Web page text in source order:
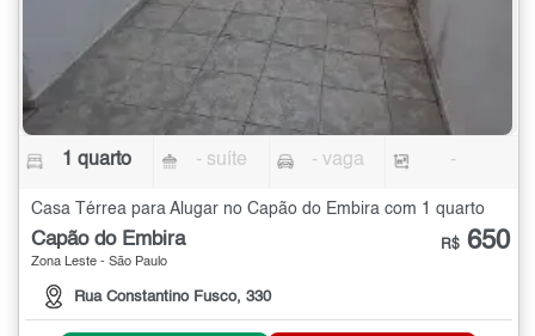
1 quarto - suíte - vaga -
Casa Térrea para Alugar no Capão do Émbira com 1 quarto
Capão do Émbira
Zona Leste - São Paulo
Rua Constantino Fusco, 330
R$ 650